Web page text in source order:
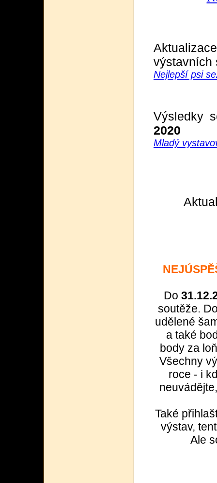
výstavních
Nejlepší psi
Výsledky
2020
Mladý
Do
soutěže.
udělené
a také
body za
Všechny
roce - i
neuvádějte,
Také
výstav,
Ale